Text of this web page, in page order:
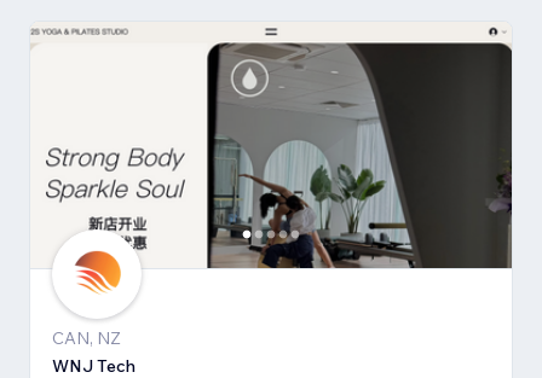
CAN, NZ
WNJ Tech